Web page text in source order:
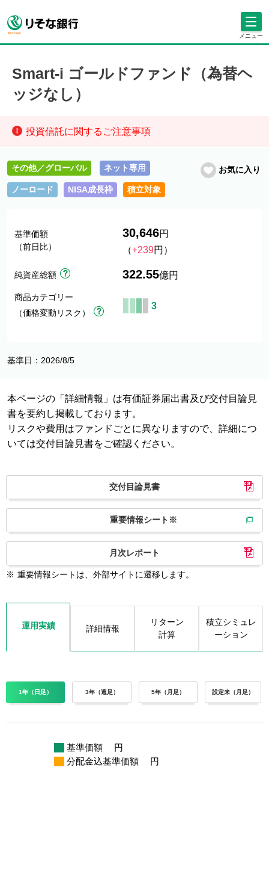
メニュー
Smart-i ゴールドファンド（為替ヘ
ッジなし）
投資信託に関するご注意事項
その他／グローバル ネット専用
ノーロード NISA成長枠 積立対象
お気に入り
基準価額
（前日比）
30,646円
（+239円）
純資産総額 322.55億円
商品カテゴリー
（価格変動リスク）
3
基準日：2026/8/5
本ページの「詳細情報」は有価証券届出書及び交付目論見
書を要約し掲載しております。
リスクや費用はファンドごとに異なりますので、詳細につ
いては交付目論見書をご確認ください。
交付目論見書
重要情報シート※
月次レポート
※ 重要情報シートは、外部サイトに遷移します。
運用実績 詳細情報
リターン
計算
積立シミュレ
ーション
1年（日足） 3年（週足） 5年（月足） 設定来（月足）
基準価額
円
分配金込基準価額
円